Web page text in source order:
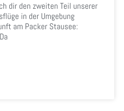
dir den zweiten Teil unserer
in der Umgebung
am Packer Stausee: